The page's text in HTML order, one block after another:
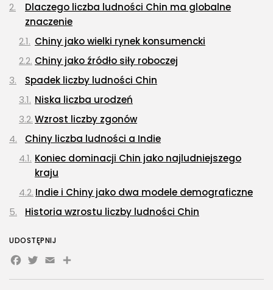
Dlaczego liczba ludności Chin ma globalne
znaczenie
Chiny jako wielki rynek konsumencki
Chiny jako źródło siły roboczej
Spadek liczby ludności Chin
Niska liczba urodzeń
Wzrost liczby zgonów
Chiny liczba ludności a Indie
Koniec dominacji Chin jako najludniejszego
kraju
Indie i Chiny jako dwa modele demograficzne
Historia wzrostu liczby ludności Chin
UDOSTĘPNIJ
Facebook
Twitter
EmailShare